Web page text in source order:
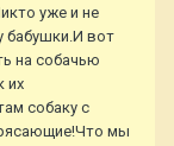
уже и не
бабушки.И вот
на собачью
их
собаку с
мы